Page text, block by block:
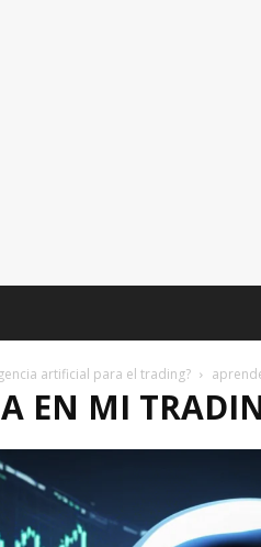
artificial para el trading?
EN MI